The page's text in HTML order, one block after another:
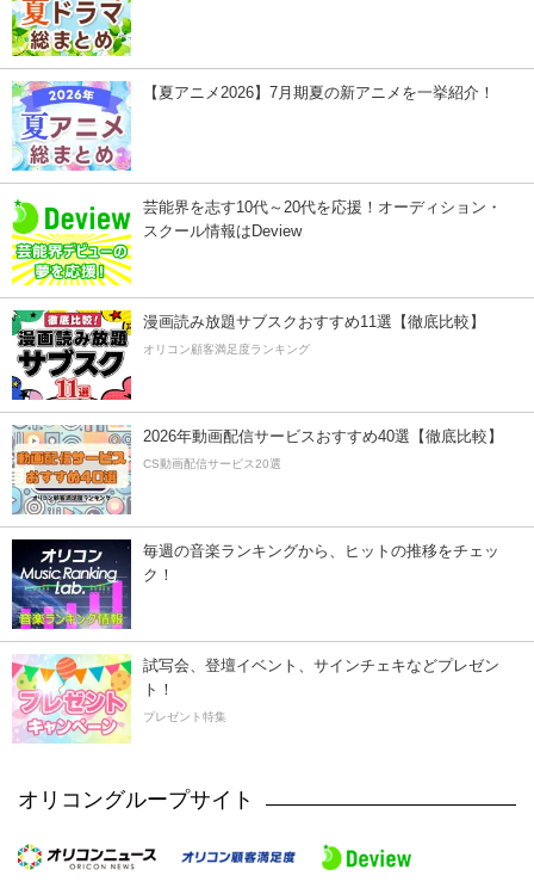
【夏アニメ2026】7月期夏の新アニメを一挙紹介！
芸能界を志す10代～20代を応援！オーディション・
スクール情報はDeview
漫画読み放題サブスクおすすめ11選【徹底比較】
オリコン顧客満足度ランキング
2026年動画配信サービスおすすめ40選【徹底比較】
CS動画配信サービス20選
毎週の音楽ランキングから、ヒットの推移をチェッ
ク！
試写会、登壇イベント、サインチェキなどプレゼン
ト！
プレゼント特集
オリコングループサイト